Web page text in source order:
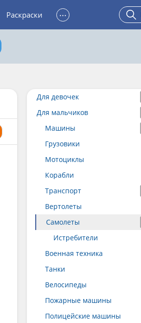
Раскраски ...
Для девочек
Для мальчиков
Машины
Грузовики
Мотоциклы
Корабли
Транспорт
Вертолеты
Самолеты
Истребители
Военная техника
Танки
Велосипеды
Пожарные машины
Полицейские машины